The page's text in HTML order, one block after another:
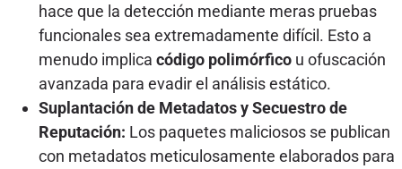
hace que la detección mediante meras pruebas
funcionales sea extremadamente difícil. Esto a
menudo implica código polimórficou ofuscación
avanzada para evadir el análisis estático.
Suplantación de Metadatos y Secuestro de
Reputación: Los paquetes maliciosos se publican
con metadatos meticulosamente elaborados para